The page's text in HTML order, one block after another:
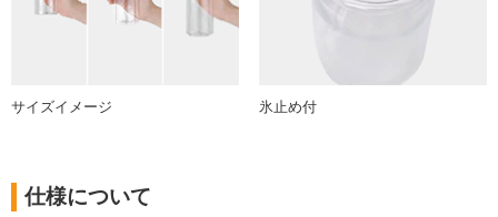
サイズイメージ 氷止め付
仕様について